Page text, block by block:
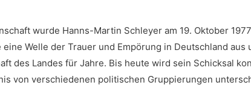
wurde Hanns-Martin Schleyer‍ am 19. Oktober
Welle‍ der Trauer und Empörung in‌ Deutschland⁣ aus
des Landes für Jahre. Bis heute wird sein Schicksal
von‍ verschiedenen politischen ​Gruppierungen